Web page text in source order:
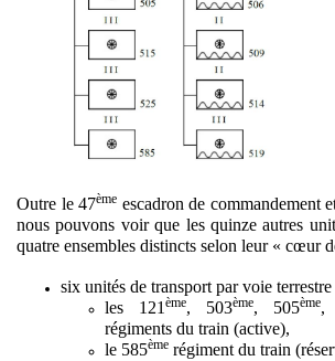
Outre le 47ème escadron de commandement
nous pouvons voir que les quinze autres
quatre ensembles distincts selon leur « cœur
six unités de transport par voie terrestre
les 121 ème, 503ème, 505ème,
régiments du train (active),
le 585ème régiment du train